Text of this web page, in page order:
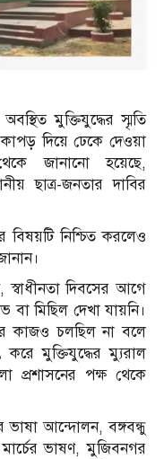
মুক্তিযুদ্ধের স্মৃতি
কাপড় দিয়ে ঢেকে দেওয়া
জানানো হয়েছে,
ছাত্র-জনতার দাবির
নিশ্চিত করলেও
স্বাধীনতা দিবসের আগে
মিছিল দেখা যায়নি।
কাজও চলছিল না বলে
করে মুক্তিযুদ্ধের ম্যুরাল
প্রশাসনের পক্ষ থেকে
ভাষা আন্দোলন, বঙ্গবন্ধু
ভাষণ, মুজিবনগর